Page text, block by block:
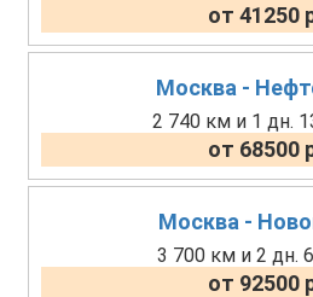
от 41250
Москва -
2 740 км и 1 дн.
от 68500
Москва -
3 700 км и 2 дн.
от 92500